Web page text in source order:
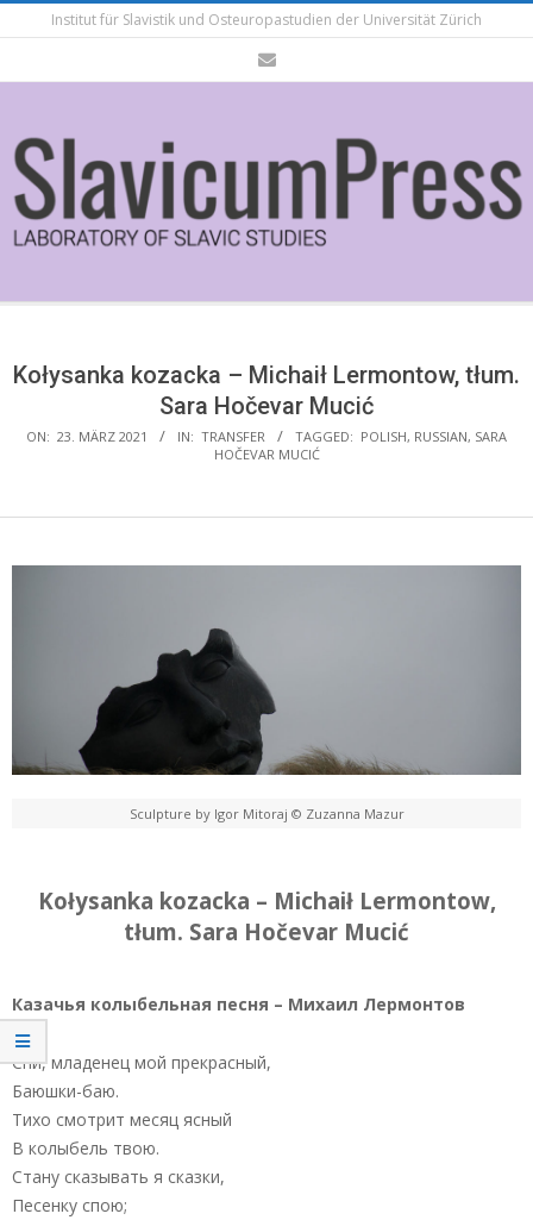
to
Institut für Slavistik und Osteuropastudien der Universität Zürich
Menu
Kołysanka kozacka – Michaił Lermontow, tłum.
Sara Hočevar Mucić
ON: 23. MÄRZ 2021 IN: TRANSFER TAGGED: POLISH, RUSSIAN, SARA
HOČEVAR MUCIĆ
Sculpture by Igor Mitoraj © Zuzanna Mazur
Kołysanka kozacka – Michaił Lermontow,
tłum. Sara Hočevar Mucić
Казачья колыбельная песня – Михаил Лермонтов
Спи, младенец мой прекрасный,
Баюшки-баю.
Тихо смотрит месяц ясный
В колыбель твою.
Стану сказывать я сказки,
Песенку спою;